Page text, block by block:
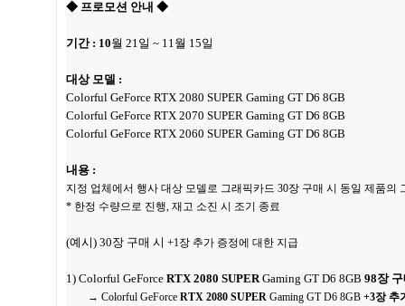
◆ 프로모션 안내 ◆
기간 : 10월 21일 ~ 11월 15일
대상 모델 :
Colorful GeForce RTX 2080 SUPER Gaming GT D6 8GB
Colorful GeForce RTX 2070 SUPER Gaming GT D6 8GB
Colorful GeForce RTX 2060 SUPER Gaming GT D6 8GB
내용 :
지정 업체에서 행사 대상 모델로 그래픽카드 30장 구매 시 동일 제품의
* 한정 수량으로 진행, 재고 소진 시 조기 종료
(예시) 30장 구매 시 +1장 추가 증정에 대한 지급
1) Colorful GeForce RTX 2080 SUPERGaming GT D6 8GB 98장
→ Colorful GeForce RTX 2080 SUPER Gaming GT D6 8GB +3장 추